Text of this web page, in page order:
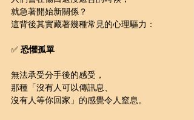
就急著開始新關係？
這背後其實藏著幾種常見的心理驅力：
✅ 恐懼孤單
無法承受分手後的感受，
那種「沒有人可以傳訊息、
沒有人等你回家」的感覺令人窒息。